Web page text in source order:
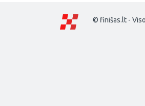
© finišas.lt -